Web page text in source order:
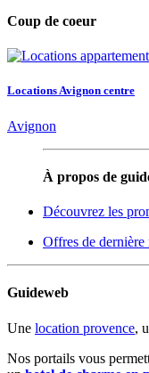
Coup de coeur
Locations Avignon centre
Avignon
À propos de
Découvrez les
Offres de dernière
Guideweb
Une location provence,
Nos portails vous